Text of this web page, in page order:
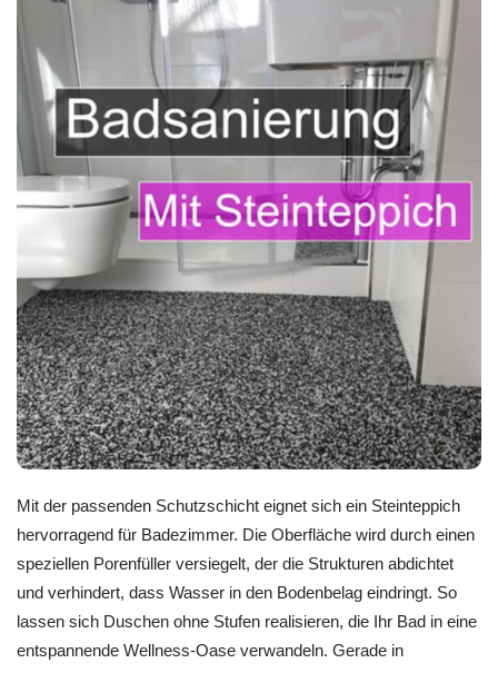
Mit der passenden Schutzschicht eignet sich ein Steinteppich
hervorragend für Badezimmer. Die Oberfläche wird durch einen
speziellen Porenfüller versiegelt, der die Strukturen abdichtet
und verhindert, dass Wasser in den Bodenbelag eindringt. So
lassen sich Duschen ohne Stufen realisieren, die Ihr Bad in eine
entspannende Wellness-Oase verwandeln. Gerade in